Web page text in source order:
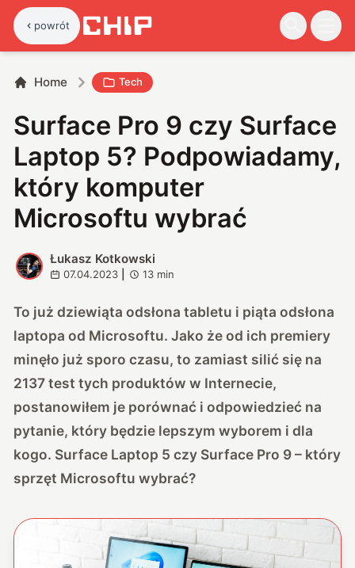
powrót
Home Tech
Surface Pro 9 czy Surface
Laptop 5? Podpowiadamy,
który komputer
Microsoftu wybrać
Ł
Łukasz Kotkowski
07.04.2023 13 min
To już dziewiąta odsłona tabletu i piąta odsłona
laptopa od Microsoftu. Jako że od ich premiery
minęło już sporo czasu, to zamiast silić się na
2137 test tych produktów w Internecie,
postanowiłem je porównać i odpowiedzieć na
pytanie, który będzie lepszym wyborem i dla
kogo. Surface Laptop 5 czy Surface Pro 9 – który
sprzęt Microsoftu wybrać?